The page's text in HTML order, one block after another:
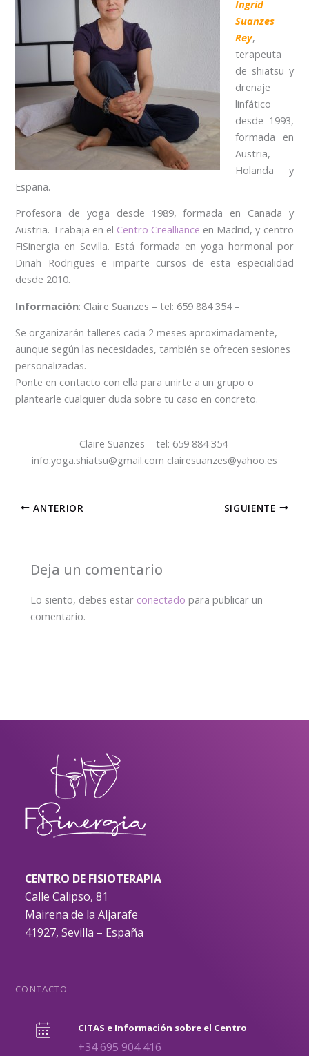
Ingrid
Suanzes
Rey,
terapeuta
de shiatsu y
drenaje
linfático
desde 1993,
formada en
Austria,
Holanda y
España.
Profesora de yoga desde 1989, formada en Canada y
Austria. Trabaja en el Centro Crealliance en Madrid, y centro
FiSinergia en Sevilla. Está formada en yoga hormonal por
Dinah Rodrigues e imparte cursos de esta especialidad
desde 2010.
Información: Claire Suanzes – tel: 659 884 354 –
Se organizarán talleres cada 2 meses aproximadamente,
aunque según las necesidades, también se ofrecen sesiones
personalizadas.
Ponte en contacto con ella para unirte a un grupo o
plantearle cualquier duda sobre tu caso en concreto.
Claire Suanzes – tel: 659 884 354
info.yoga.shiatsu@gmail.com clairesuanzes@yahoo.es
ANTERIOR SIGUIENTE
Deja un comentario
Lo siento, debes estar conectado para publicar un
comentario.
CENTRO DE FISIOTERAPIA
Calle Calipso, 81
Mairena de la Aljarafe
41927, Sevilla – España
CONTACTO
CITAS e Información sobre el Centro
+34 695 904 416